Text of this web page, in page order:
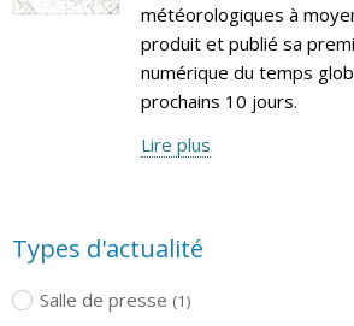
météorologiques à
produit et publié sa
numérique du temps
prochains 10 jours.
Lire plus
Types d'actualité
Salle de presse (1)